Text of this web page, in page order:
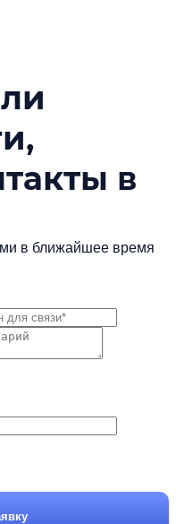
в
в ближайшее время